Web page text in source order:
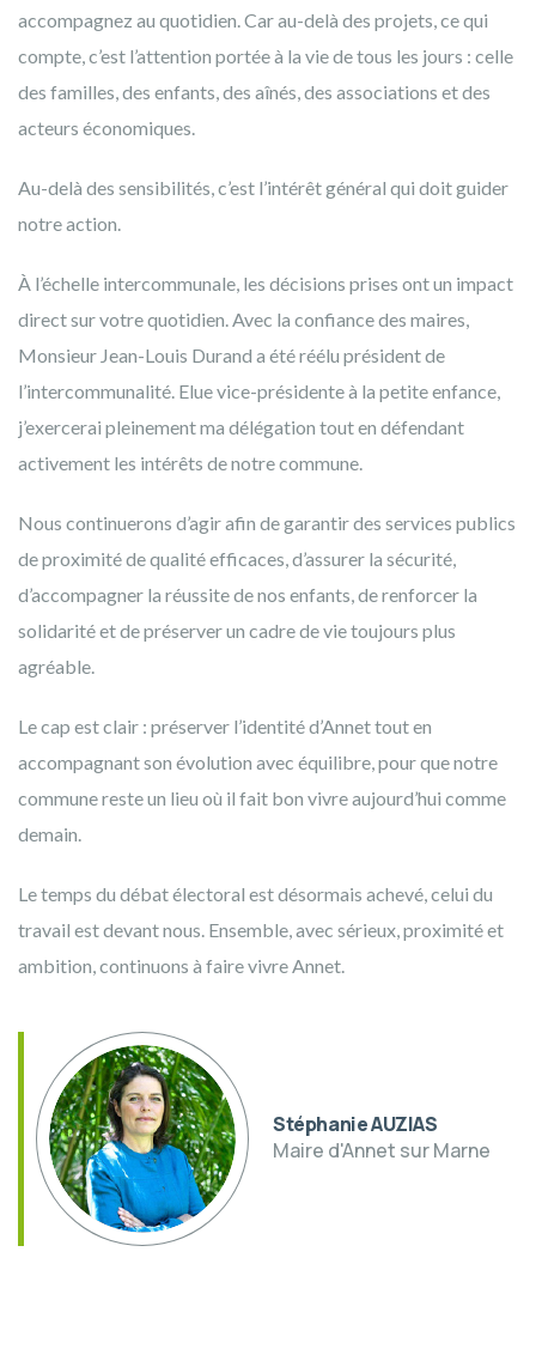
accompagnez au quotidien. Car au-delà des projets, ce qui
compte, c’est l’attention portée à la vie de tous les jours : celle
des familles, des enfants, des aînés, des associations et des
acteurs économiques.
Au-delà des sensibilités, c’est l’intérêt général qui doit guider
notre action.
À l’échelle intercommunale, les décisions prises ont un impact
direct sur votre quotidien. Avec la confiance des maires,
Monsieur Jean-Louis Durand a été réélu président de
l’intercommunalité. Elue vice-présidente à la petite enfance,
j’exercerai pleinement ma délégation tout en défendant
activement les intérêts de notre commune.
Nous continuerons d’agir afin de garantir des services publics
de proximité de qualité efficaces, d’assurer la sécurité,
d’accompagner la réussite de nos enfants, de renforcer la
solidarité et de préserver un cadre de vie toujours plus
agréable.
Le cap est clair : préserver l’identité d’Annet tout en
accompagnant son évolution avec équilibre, pour que notre
commune reste un lieu où il fait bon vivre aujourd’hui comme
demain.
Le temps du débat électoral est désormais achevé, celui du
travail est devant nous. Ensemble, avec sérieux, proximité et
ambition, continuons à faire vivre Annet.
Stéphanie AUZIAS
Maire d'Annet sur Marne